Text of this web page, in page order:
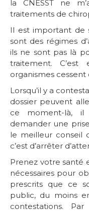
la CNESST ne
traitements de
Il est important de
sont des régimes
ils ne sont pas là
traitement.
organismes cessent
Lorsqu’il y a
dossier peuvent
ce moment-là,
demander une
le meilleur conseil
c’est d’arrêter
Prenez votre santé
nécessaires pour
prescrits que ce
public, du moins
contestations.